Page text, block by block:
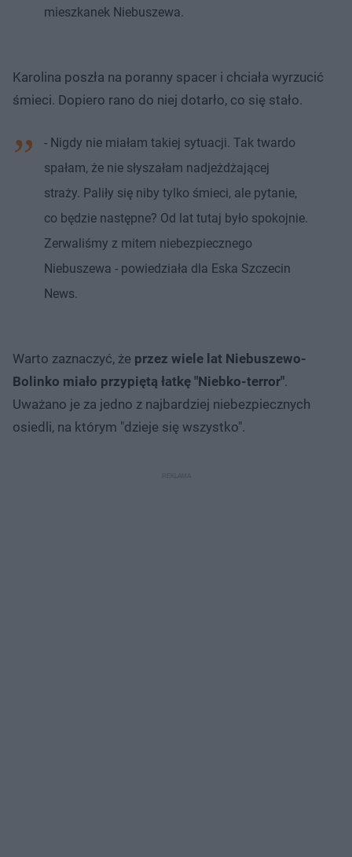
mieszkanek Niebuszewa.
Karolina poszła na poranny spacer i chciała wyrzucić
śmieci. Dopiero rano do niej dotarło, co się stało.
- Nigdy nie miałam takiej sytuacji. Tak twardo
spałam, że nie słyszałam nadjeżdżającej
straży. Paliły się niby tylko śmieci, ale pytanie,
co będzie następne? Od lat tutaj było spokojnie.
Zerwaliśmy z mitem niebezpiecznego
Niebuszewa - powiedziała dla Eska Szczecin
News.
Warto zaznaczyć, że przez wiele lat Niebuszewo-
Bolinko miało przypiętą łatkę "Niebko-terror".
Uważano je za jedno z najbardziej niebezpiecznych
osiedli, na którym "dzieje się wszystko".